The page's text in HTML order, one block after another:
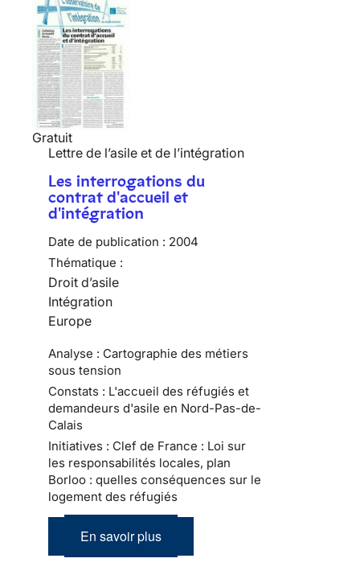
Gratuit
Lettre de l’asile et de l’intégration
Les interrogations du
contrat d'accueil et
d'intégration
Date de publication : 2004
Thématique :
Droit d’asile
Intégration
Europe
Analyse : Cartographie des métiers
sous tension
Constats : L'accueil des réfugiés et
demandeurs d'asile en Nord-Pas-de-
Calais
Initiatives : Clef de France : Loi sur
les responsabilités locales, plan
Borloo : quelles conséquences sur le
logement des réfugiés
En savoir plus